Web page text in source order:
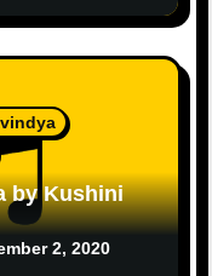
2, 2020